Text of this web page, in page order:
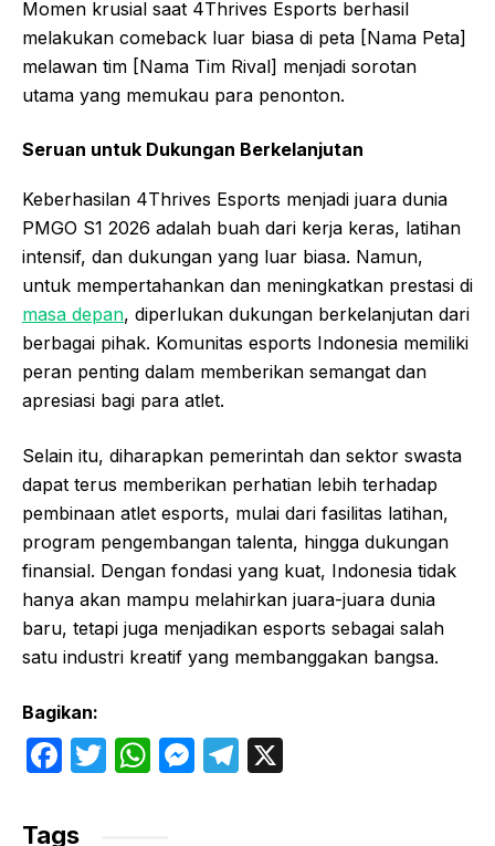
Momen krusial saat 4Thrives Esports berhasil
melakukan comeback luar biasa di peta [Nama Peta]
melawan tim [Nama Tim Rival] menjadi sorotan
utama yang memukau para penonton.
Seruan untuk Dukungan Berkelanjutan
Keberhasilan 4Thrives Esports menjadi juara dunia
PMGO S1 2026 adalah buah dari kerja keras, latihan
intensif, dan dukungan yang luar biasa. Namun,
untuk mempertahankan dan meningkatkan prestasi di
masa depan, diperlukan dukungan berkelanjutan dari
berbagai pihak. Komunitas esports Indonesia memiliki
peran penting dalam memberikan semangat dan
apresiasi bagi para atlet.
Selain itu, diharapkan pemerintah dan sektor swasta
dapat terus memberikan perhatian lebih terhadap
pembinaan atlet esports, mulai dari fasilitas latihan,
program pengembangan talenta, hingga dukungan
finansial. Dengan fondasi yang kuat, Indonesia tidak
hanya akan mampu melahirkan juara-juara dunia
baru, tetapi juga menjadikan esports sebagai salah
satu industri kreatif yang membanggakan bangsa.
Bagikan:
F
c
T
W M T
Tags